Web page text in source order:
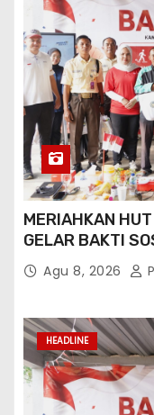
MERIAHKAN
GELAR BAKTI
LAYANAN
Agu 8, 2026
HEADLINE